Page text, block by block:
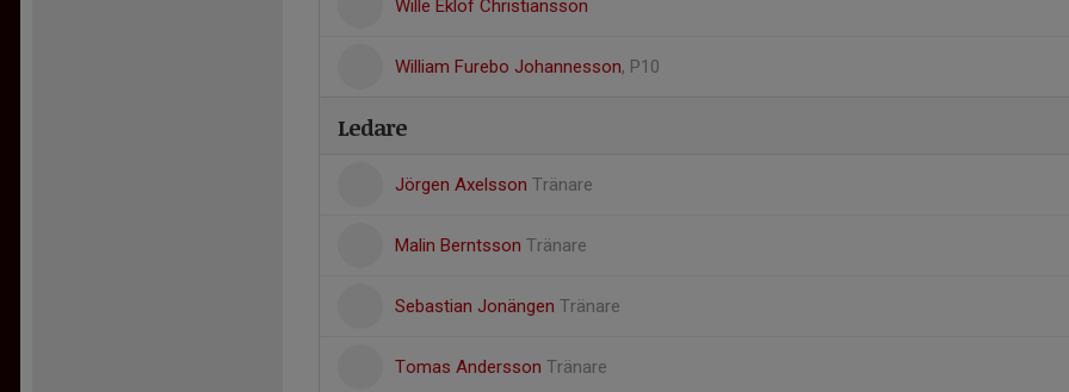
Wille Eklöf Christiansson
William Furebo Johannesson, P10
Ledare
Jörgen Axelsson Tränare
Malin Berntsson Tränare
Sebastian Jonängen Tränare
Tomas Andersson Tränare